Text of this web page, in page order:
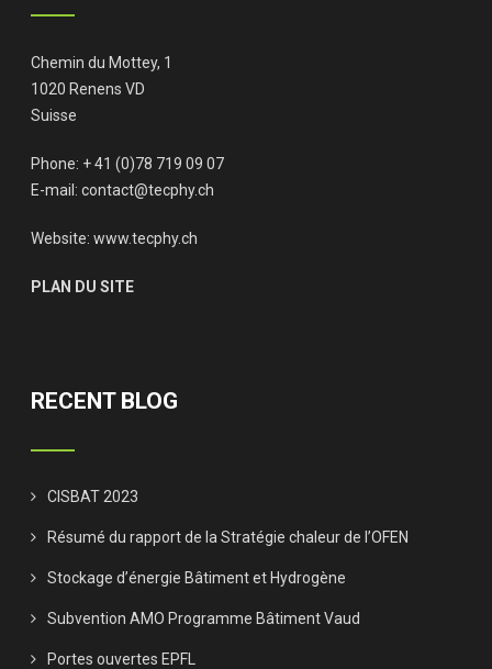
Chemin du Mottey, 1
1020 Renens VD
Suisse
Phone: + 41 (0)78 719 09 07
E-mail:contact@tecphy.ch
Website:www.tecphy.ch
PLAN DU SITE
RECENT BLOG
CISBAT 2023
Résumé du rapport de la Stratégie chaleur de l’OFEN
Stockage d’énergie Bâtiment et Hydrogène
Subvention AMO Programme Bâtiment Vaud
Portes ouvertes EPFL